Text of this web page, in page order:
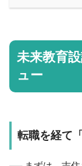
未来教育
ュー
転職を経て